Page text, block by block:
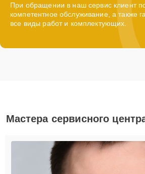
При обращении в наш сервис клиент
компетентное обслуживание, а также
все виды работ и комплектующих.
Мастера сервисного